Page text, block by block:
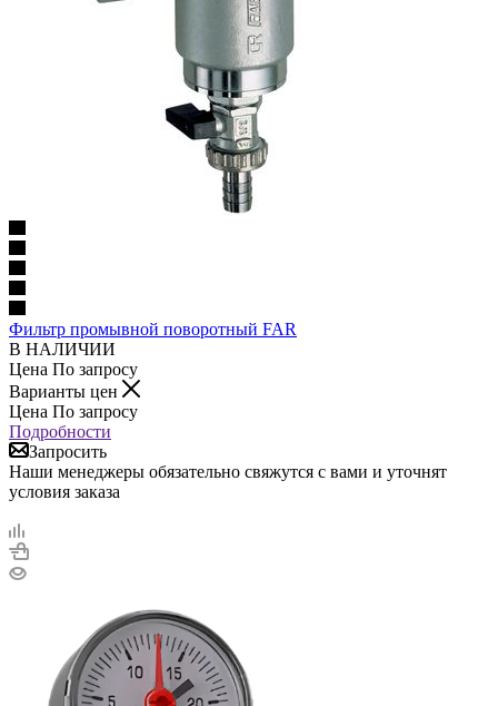
Фильтр промывной поворотный FAR
В НАЛИЧИИ
Цена По запросу
Варианты цен
Цена По запросу
Подробности
Запросить
Наши менеджеры обязательно свяжутся с вами и уточнят
условия заказа